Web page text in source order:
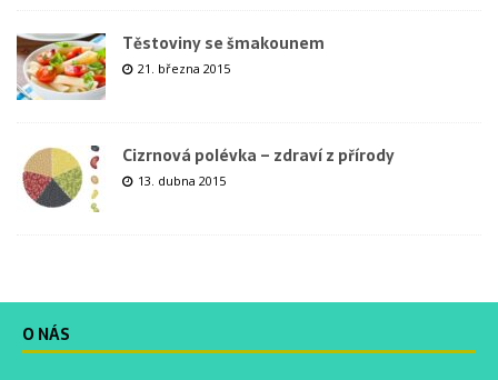
Těstoviny se šmakounem
21. března 2015
Cizrnová polévka – zdraví z přírody
13. dubna 2015
O NÁS